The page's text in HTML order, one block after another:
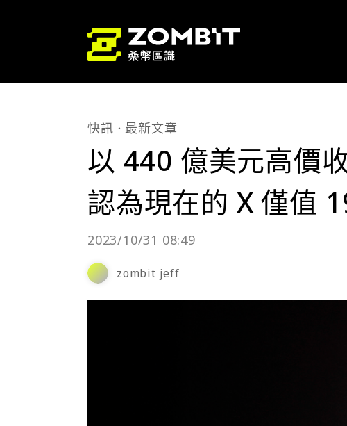
快訊 最新文章
以 440 億美元高價
認為現在的 X 僅值
2023/10/31 08:49
zombit jeff